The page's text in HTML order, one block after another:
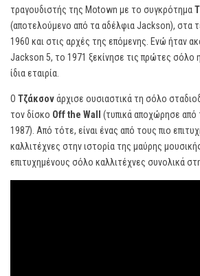
τραγουδιστής της Motown με το συγκρότημα
(αποτελούμενο από τα αδέλφια Jackson), στα
1960 και στις αρχές της επόμενης. Ενώ ήταν
Jackson 5, το 1971 ξεκίνησε τις πρώτες σόλο
ίδια εταιρία.
Ο Τζάκσονάρχισε ουσιαστικά τη σόλο
τον δίσκο Off the Wall
(τυπικά αποχώρησε
1987). Από τότε, είναι ένας από τους πιο
καλλιτέχνες στην ιστορία της μαύρης
επιτυχημένους σόλο καλλιτέχνες συνολικά